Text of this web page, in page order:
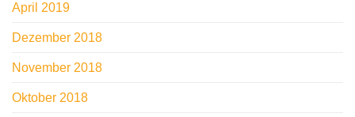
April 2019
Dezember 2018
November 2018
Oktober 2018